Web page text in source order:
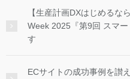
【生産計画DXはじめるな
Week 2025『第9回 スマ
す
ECサイトの成功事例を讃